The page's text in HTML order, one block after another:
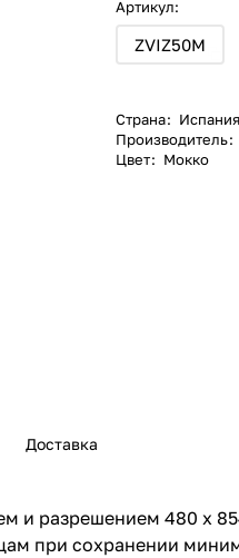
Артикул:
ZVIZ50M
Страна: Испания
Производитель:
Цвет: Мокко
Доставка
и разрешением 480 x
при сохранении